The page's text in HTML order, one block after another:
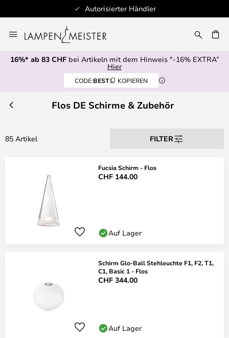
Inhalt
springen
16%* ab 83 CHFbei Artikeln mit dem Hinweis "-16% EXTRA”
Hier
CODE:BEST KOPIEREN
Flos DE Schirme & Zubehör
85 Artikel FILTER
Fucsia Schirm - Flos
CHF 144.00
Auf Lager
Schirm Glo-Ball Stehleuchte F1, F2, T1,
C1, Basic 1 - Flos
CHF 344.00
Auf Lager